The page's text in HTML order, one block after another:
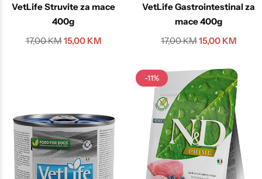
VetLife Struvite za mace
400g
17,00KM15,00 KM
VetLife Gastrointestinal za
mace 400g
17,00KM15,00 KM
-11%